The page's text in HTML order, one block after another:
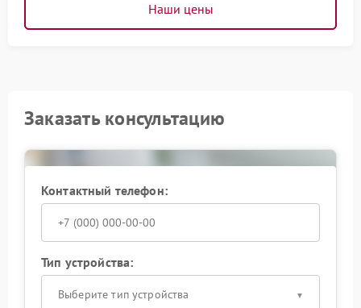
Наши цены
Заказать консультацию
Контактный телефон:
Тип устройства:
Выберите тип устройства